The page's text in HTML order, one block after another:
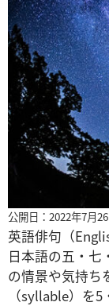
公開日：2022年7月
英語俳句（
日本語の五・七
の情景や気持ち
（syllable）を